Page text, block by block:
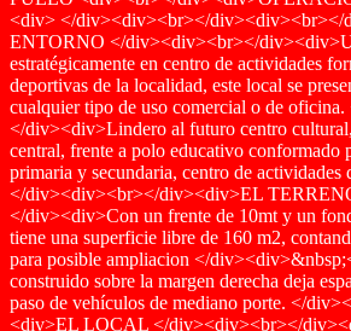
<div> </div><div><br></div><div><br></
ENTORNO </div><div><br></
estratégicamente en centro de actividades
deportivas de la localidad, este local se
cualquier tipo de uso comercial o de
</div><div>Lindero al futuro centro
central, frente a polo educativo conformado
primaria y secundaria, centro de actividades
</div><div><br></div><div>EL
</div><div>Con un frente de 10mt y un
tiene una superficie libre de 160 m2,
para posible ampliacion </
construido sobre la margen derecha deja
paso de vehículos de mediano porte. </
<div>EL LOCAL </div><div><br></